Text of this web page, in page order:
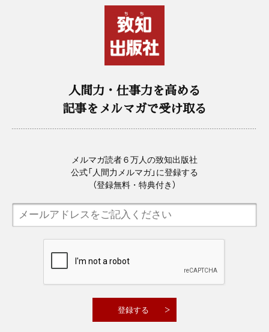
人間力・仕事力を高める
記事をメルマガで受け取る
メルマガ読者６万人の致知出版社
公式「人間力メルマガ」に登録する
（登録無料・特典付き）